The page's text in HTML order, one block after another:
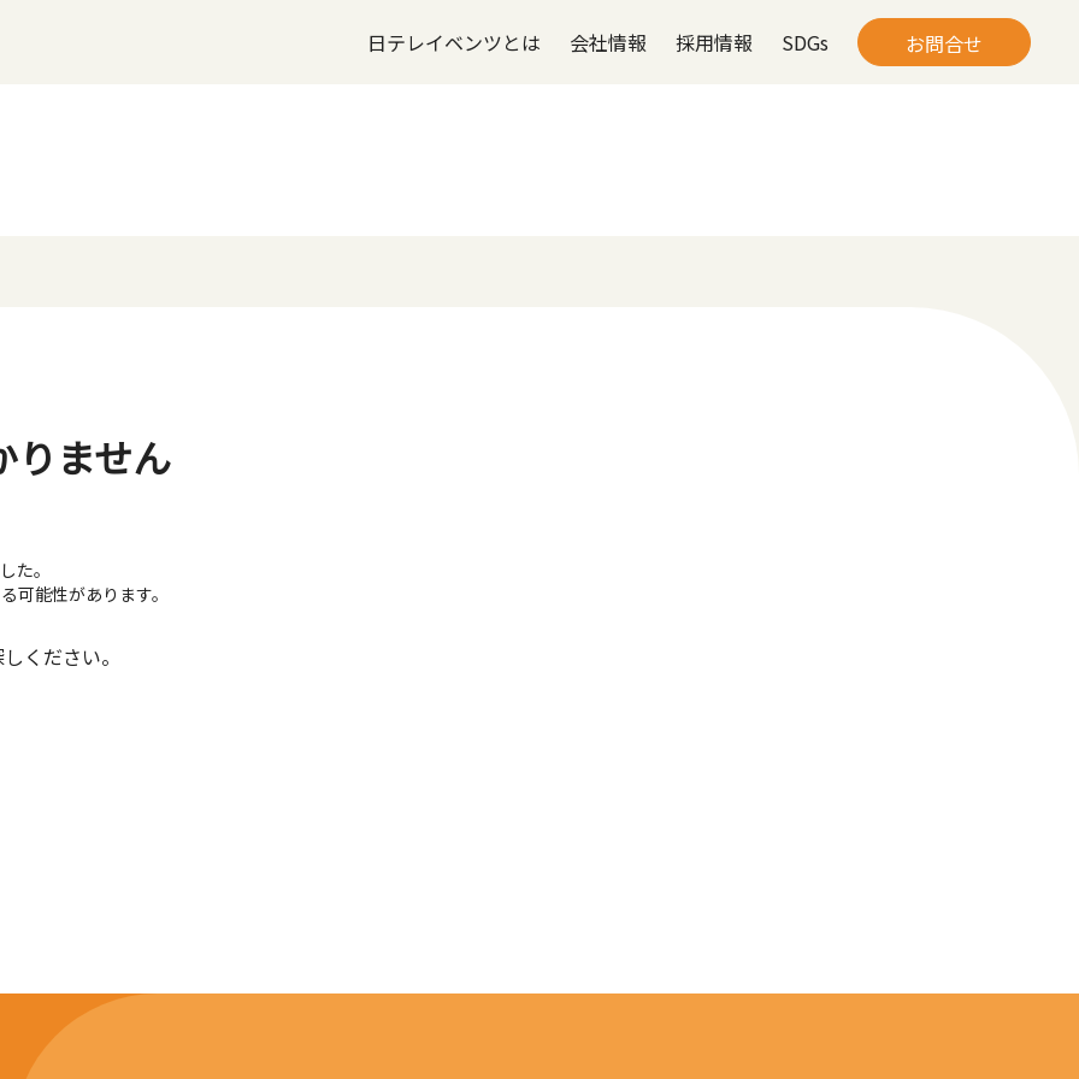
日テレイベンツとは 会社情報 採用情報 SDGs お問合せ
りません
た。
可能性があります。
ください。